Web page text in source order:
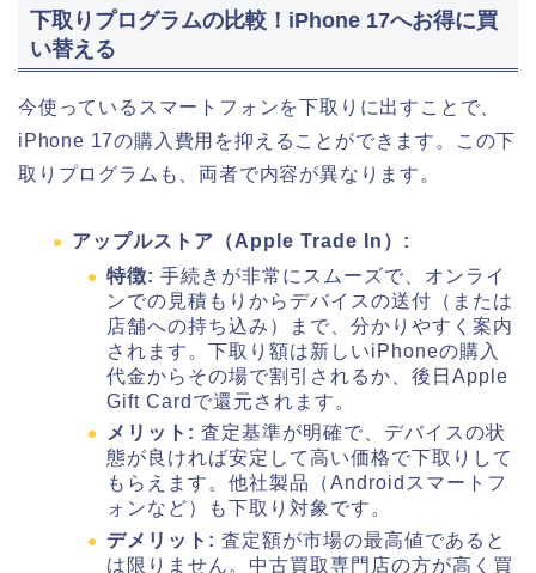
下取りプログラムの比較！iPhone 17へお得に買
い替える
今使っているスマートフォンを下取りに出すことで、
iPhone 17の購入費用を抑えることができます。この下
取りプログラムも、両者で内容が異なります。
アップルストア（Apple Trade In）:
特徴: 手続きが非常にスムーズで、オンライ
ンでの見積もりからデバイスの送付（または
店舗への持ち込み）まで、分かりやすく案内
されます。下取り額は新しいiPhoneの購入
代金からその場で割引されるか、後日Apple
Gift Cardで還元されます。
メリット: 査定基準が明確で、デバイスの状
態が良ければ安定して高い価格で下取りして
もらえます。他社製品（Androidスマートフ
ォンなど）も下取り対象です。
デメリット: 査定額が市場の最高値であると
は限りません。中古買取専門店の方が高く買